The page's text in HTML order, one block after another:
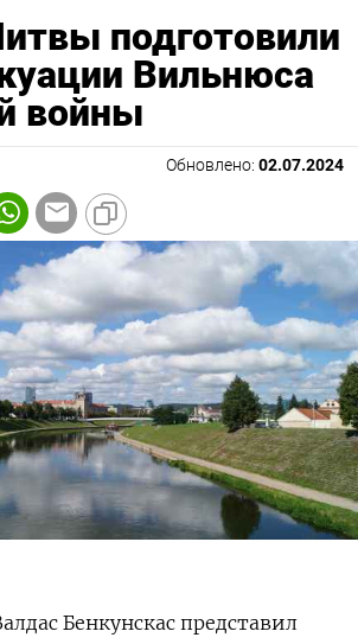
подготовили
Вильнюса
войны
Обновлено: 02.07.2024
Бенкунскас представил